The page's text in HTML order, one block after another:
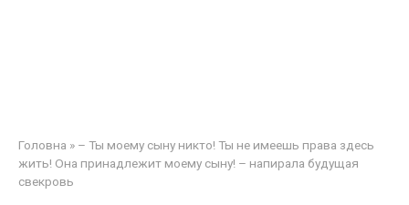
Головна » – Ты моему сыну никто! Ты не имеешь права здесь
жить! Она принадлежит моему сыну! – напирала будущая
свекровь